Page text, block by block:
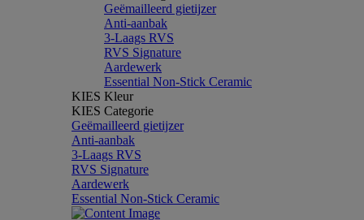
Geëmailleerd gietijzer
Anti-aanbak
3-Laags RVS
RVS Signature
Aardewerk
Essential Non-Stick Ceramic
KIES Kleur
KIES Categorie
Geëmailleerd gietijzer
Anti-aanbak
3-Laags RVS
RVS Signature
Aardewerk
Essential Non-Stick Ceramic